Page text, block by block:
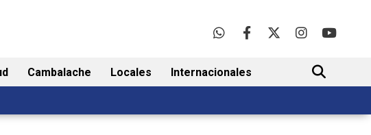
Cambalache Locales Internacionales
BUSCAR